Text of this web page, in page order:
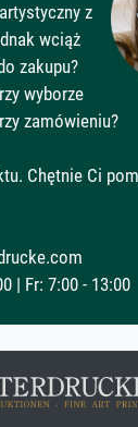
z
wciąż
zakupu?
wyborze
zamówieniu?
Chętnie Ci
| Fr: 7:00 - 13:00